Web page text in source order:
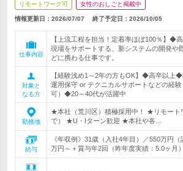
リモートワーク可 女性のおしごと掲載中
情報更新日：2026/07/07 終了予定日： 2026/10/05
仕事内容
【上流工程を担当！定着率ほぼ100％】◆
現場をサポートする、新システムの開発や
どに携わる仕事です。
対象と
なる方
【経験浅め1～2年の方もOK】◆高卒以上
運用保守 or テクニカルサポートなどの経
可）◆20～40代が活躍中
勤務地
★本社（荒川区）積極採用中！ ★リモート
で） ★U・Iターン歓迎 ★本社や各…
給与
《年収例》31歳（入社4年目）／550万円
万円～＋賞与年2回（昨年度実績：5.0ヶ月